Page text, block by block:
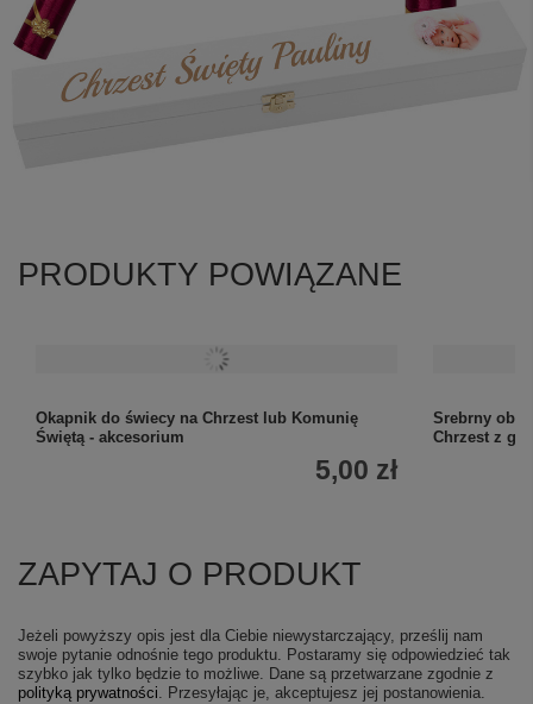
PRODUKTY POWIĄZANE
Okapnik do świecy na Chrzest lub Komunię
Świętą - akcesorium
5,00 zł
Srebrny
Chrzest z
ZAPYTAJ O PRODUKT
Jeżeli powyższy opis jest dla Ciebie niewystarczający, prześlij nam
swoje pytanie odnośnie tego produktu. Postaramy się odpowiedzieć tak
szybko jak tylko będzie to możliwe. Dane są przetwarzane zgodnie z
polityką prywatności. Przesyłając je, akceptujesz jej postanowienia.